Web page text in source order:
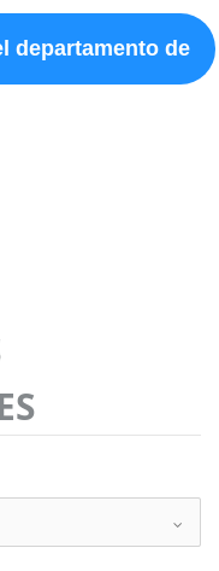
departamento de